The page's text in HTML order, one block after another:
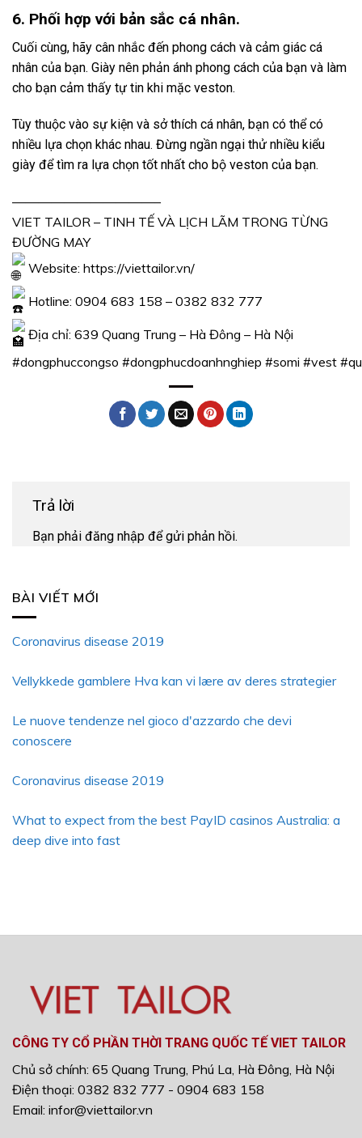
BÀI VIẾT MỚI
Coronavirus disease 2019
Vellykkede gamblere Hva kan vi lære av deres strategier
Le nuove tendenze nel gioco d'azzardo che devi
conoscere
Coronavirus disease 2019
What to expect from the best PayID casinos Australia: a
deep dive into fast
6. Phối hợp với bản sắc cá nhân.
Cuối cùng, hãy cân nhắc đến phong cách và cảm giác cá
nhân của bạn. Giày nên phản ánh phong cách của bạn và làm
cho bạn cảm thấy tự tin khi mặc veston.
Tùy thuộc vào sự kiện và sở thích cá nhân, bạn có thể có
nhiều lựa chọn khác nhau. Đừng ngần ngại thử nhiều kiểu
giày để tìm ra lựa chọn tốt nhất cho bộ veston của bạn.
———————————–
VIET TAILOR – TINH TẾ VÀ LỊCH LÃM TRONG TỪNG
ĐƯỜNG MAY
Website: https://viettailor.vn/
Hotline: 0904 683 158 – 0382 832 777
Địa chỉ: 639 Quang Trung – Hà Đông – Hà Nội
#dongphuccongso #dongphucdoanhnghiep #somi #vest
Trả lời
Bạn phải đăng nhập để gửi phản hồi.
CÔNG TY CỔ PHẦN THỜI TRANG QUỐC TẾ VIET TAILOR
Chủ sở chính: 65 Quang Trung, Phú La, Hà Đông, Hà Nội
Điện thoại: 0382 832 777 - 0904 683 158
Email: infor@viettailor.vn